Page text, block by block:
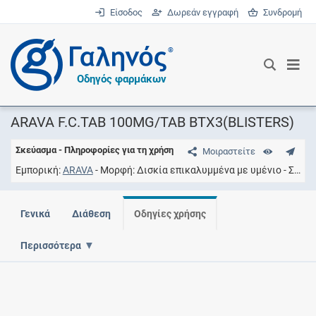
Είσοδος Δωρεάν εγγραφή Συνδρομή
®
Οδηγός φαρμάκων
ARAVA F.C.TAB 100MG/TAB BTX3(BLISTERS)
Μοιραστείτε
Σκεύασμα - Πληροφορίες για τη χρήση
Εμπορική ARAVA Μορφή Δισκία επικαλυμμένα με υμένιο Συγκέντρωση
Γενικά Διάθεση Οδηγίες χρήσης
Περισσότερα